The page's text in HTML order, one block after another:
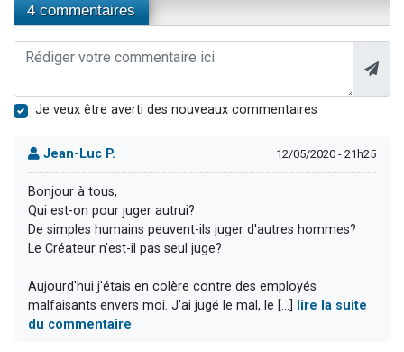
4 commentaires
Je veux être averti des nouveaux commentaires
Jean-Luc P. 12/05/2020 - 21h25
Bonjour à tous,
Qui est-on pour juger autrui?
De simples humains peuvent-ils juger d'autres hommes?
Le Créateur n'est-il pas seul juge?
Aujourd'hui j'étais en colère contre des employés
malfaisants envers moi. J'ai jugé le mal, le [...]
lire la suite
du commentaire